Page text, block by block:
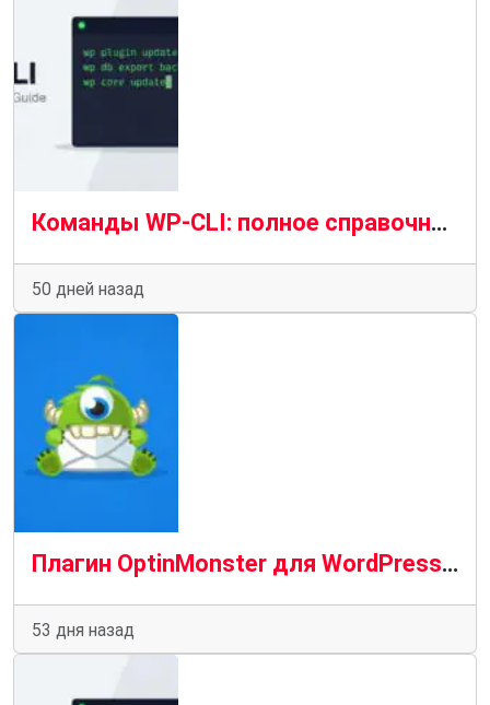
Команды WP-CLI: полное справочное руководство (2026). Часть 3
50 дней назад
Плагин OptinMonster для WordPress взломан в результате атаки на цепочку поставок CDN
53 дня назад